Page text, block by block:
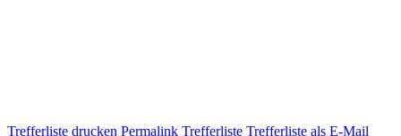
Trefferliste drucken Permalink Trefferliste Trefferliste als E-Mail